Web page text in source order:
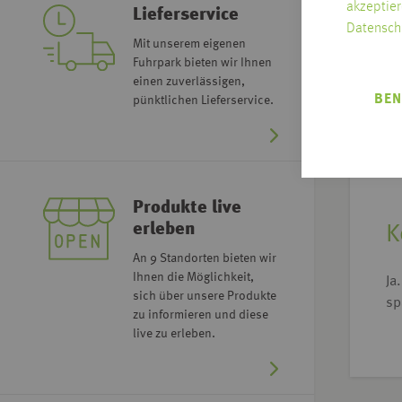
Lieferservice
Mit unserem eigenen
Fuhrpark bieten wir Ihnen
einen zuverlässigen,
pünktlichen Lieferservice.
Produkte live
erleben
An 9 Standorten bieten wir
Ihnen die Möglichkeit,
sich über unsere Produkte
zu informieren und diese
live zu erleben.